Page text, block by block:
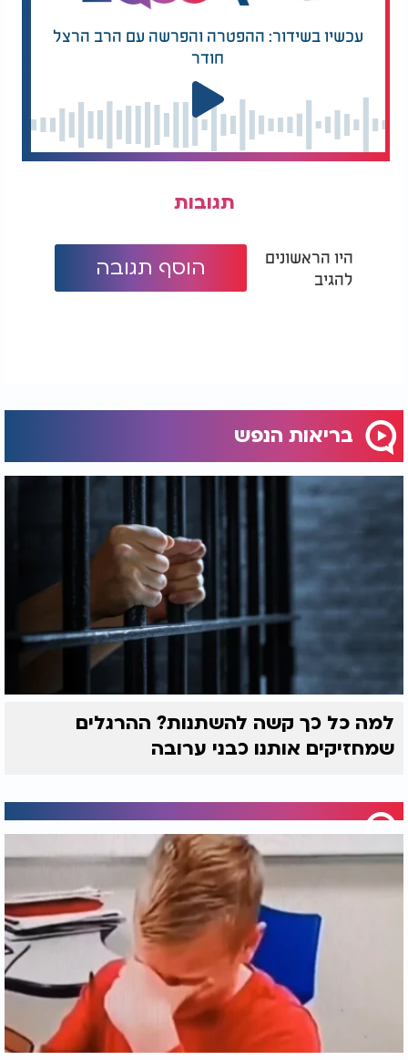
עכשיו בשידור: ההפטרה והפרשה עם הרב הרצל
חודר
תגובות
היו הראשונים
להגיב
הוסף תגובה
בריאות הנפש
למה כל כך קשה להשתנות? ההרגלים
שמחזיקים אותנו כבני ערובה